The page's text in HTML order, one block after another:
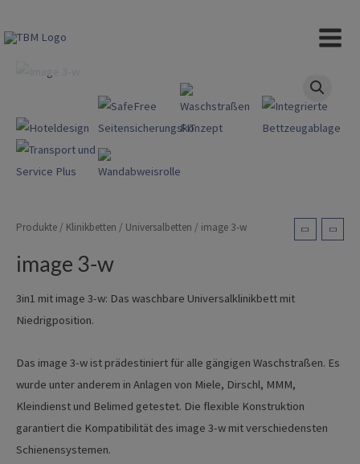
Inhalt
MAIN
Produkte / Klinikbetten / Universalbetten / image 3-w
image 3-w
3in1 mit image 3-w: Das waschbare Universalklinikbett mit
Niedrigposition.
Das image 3-w ist prädestiniert für alle gängigen Waschstraßen. Es
wurde unter anderem in Anlagen von Miele, Dirschl, MMM,
Kleindienst und Belimed getestet. Die flexible Konstruktion
garantiert die Kompatibilität des image 3-w mit verschiedensten
Schienensystemen.